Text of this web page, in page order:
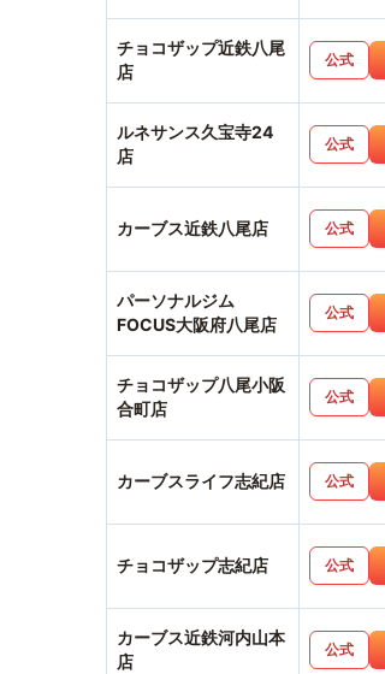
チョコザップ近鉄八尾
店
公式
ルネサンス久宝寺24
店
公式
カーブス近鉄八尾店 公式
パーソナルジム
FOCUS大阪府八尾店
公式
チョコザップ八尾小阪
合町店
公式
カーブスライフ志紀店 公式
チョコザップ志紀店 公式
カーブス近鉄河内山本
店
公式